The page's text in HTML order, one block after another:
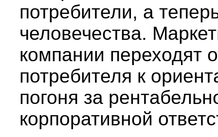
потребители, а
человечества.
компании переходят
потребителя к
погоня за
корпоративной